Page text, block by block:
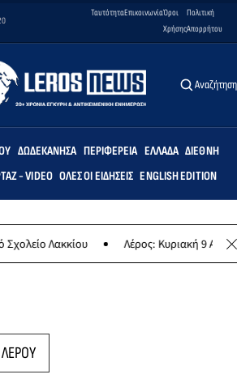
ΤαυτότηταΕπικοινωνίαΌροι
Χρήσης
Πολιτική
Απορρήτου
Αναζήτηση
ΔΩΔΕΚΆΝΗΣΑ ΠΕΡΙΦΈΡΕΙΑ ΕΛΛΆΔΑ ΔΙΕΘΝΉ
- VIDEO ΌΛΕΣ ΟΙ ΕΙΔΉΣΕΙΣ ENGLISH EDITION
Λακκίου Λέρος: Κυριακή 9